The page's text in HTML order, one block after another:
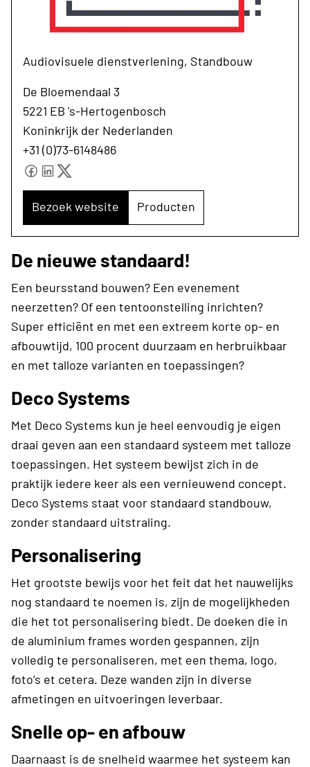
Audiovisuele dienstverlening, Standbouw
De Bloemendaal 3
5221 EB 's-Hertogenbosch
Koninkrijk der Nederlanden
+31 (0)73-6148486
Bezoek website Producten
De nieuwe standaard!
Een beursstand bouwen? Een evenement
neerzetten? Of een tentoonstelling inrichten?
Super efficiënt en met een extreem korte op- en
afbouwtijd, 100 procent duurzaam en herbruikbaar
en met talloze varianten en toepassingen?
Deco Systems
Met Deco Systems kun je heel eenvoudig je eigen
draai geven aan een standaard systeem met talloze
toepassingen. Het systeem bewijst zich in de
praktijk iedere keer als een vernieuwend concept.
Deco Systems staat voor standaard standbouw,
zonder standaard uitstraling.
Personalisering
Het grootste bewijs voor het feit dat het nauwelijks
nog standaard te noemen is, zijn de mogelijkheden
die het tot personalisering biedt. De doeken die in
de aluminium frames worden gespannen, zijn
volledig te personaliseren, met een thema, logo,
foto’s et cetera. Deze wanden zijn in diverse
afmetingen en uitvoeringen leverbaar.
Snelle op- en afbouw
Daarnaast is de snelheid waarmee het systeem kan